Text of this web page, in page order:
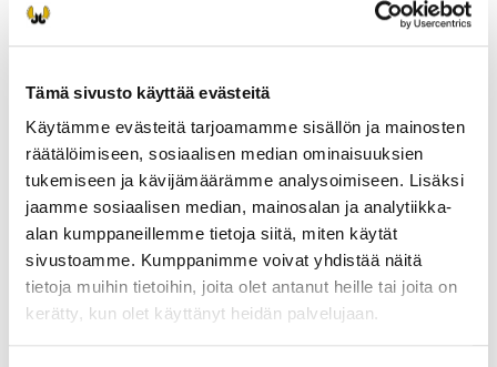
Tämä sivusto käyttää evästeitä
Käytämme evästeitä tarjoamamme sisällön ja mainosten
räätälöimiseen, sosiaalisen median ominaisuuksien
tukemiseen ja kävijämäärämme analysoimiseen. Lisäksi
jaamme sosiaalisen median, mainosalan ja analytiikka-
alan kumppaneillemme tietoja siitä, miten käytät
sivustoamme. Kumppanimme voivat yhdistää näitä
tietoja muihin tietoihin, joita olet antanut heille tai joita on
kerätty, kun olet käyttänyt heidän palvelujaan.
vaikkei ampuisi koetta). Ilmoittautuminen on
ÄLÄ TULE PAIKALLE ENNEN KLO 19,
RADALLA ON MUUTA TOIMINTAA.
Helsingin riistanhoitoyhdistys
Uusimaa
050 5503357
helsinki@rhy.riista.fi